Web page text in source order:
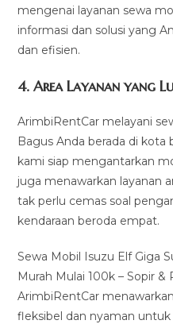
mengenai layanan sewa
informasi dan solusi yang
dan efisien.
4.Area Layanan yang
ArimbiRentCar melayani
Bagus Anda berada di
kami siap mengantarkan
juga menawarkan layanan
tak perlu cemas soal
kendaraan beroda empat.
Sewa Mobil Isuzu Elf Giga
Murah Mulai 100k – Sopir &
ArimbiRentCar
fleksibel dan nyaman untuk